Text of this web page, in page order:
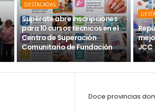
DESTACADAS
Supérate abre inscripciones
para 10 cursos técnicos en el
Centro de Superación
Comunitario de Fundación
JCC
Doce provincias